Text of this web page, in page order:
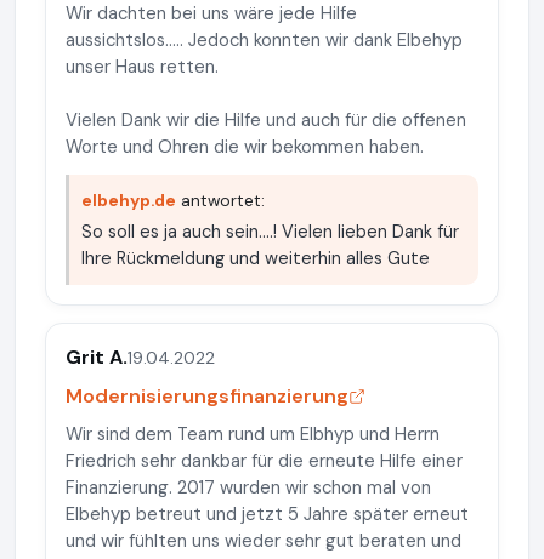
Wir dachten bei uns wäre jede Hilfe
aussichtslos..... Jedoch konnten wir dank Elbehyp
unser Haus retten.
Vielen Dank wir die Hilfe und auch für die offenen
Worte und Ohren die wir bekommen haben.
elbehyp.de antwortet:
So soll es ja auch sein....! Vielen lieben Dank für
Ihre Rückmeldung und weiterhin alles Gute
Grit A.19.04.2022
Modernisierungsfinanzierung
Wir sind dem Team rund um Elbhyp und Herrn
Friedrich sehr dankbar für die erneute Hilfe einer
Finanzierung. 2017 wurden wir schon mal von
Elbehyp betreut und jetzt 5 Jahre später erneut
und wir fühlten uns wieder sehr gut beraten und